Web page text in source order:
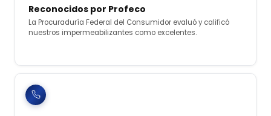
Reconocidos por Profeco
La Procuraduría Federal del Consumidor evaluó y calificó
nuestros impermeabilizantes como excelentes.